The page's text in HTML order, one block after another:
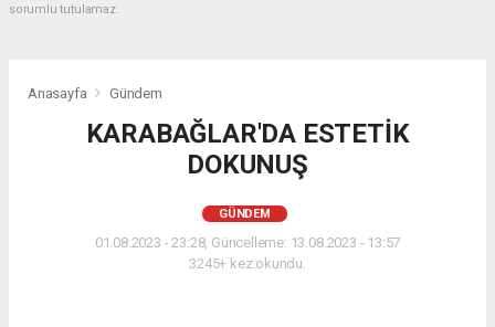
sorumlu tutulamaz.
Anasayfa Gündem
KARABAĞLAR'DA ESTETİK
DOKUNUŞ
GÜNDEM
01.08.2023 - 23:28, Güncelleme: 13.08.2023 - 13:57
3245+ kez okundu.